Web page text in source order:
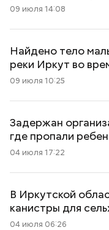
09 июля 14:08
Найдено тело
реки Иркут во
09 июля 10:25
Задержан
где пропали
04 июля 17:22
В Иркутской
канистры для
04 июля 06:26